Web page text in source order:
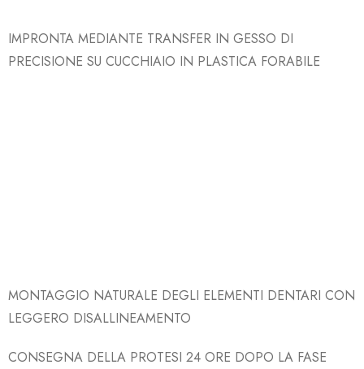
IMPRONTA MEDIANTE TRANSFER IN GESSO DI
PRECISIONE SU CUCCHIAIO IN PLASTICA FORABILE
MONTAGGIO NATURALE DEGLI ELEMENTI DENTARI CON
LEGGERO DISALLINEAMENTO
CONSEGNA DELLA PROTESI 24 ORE DOPO LA FASE